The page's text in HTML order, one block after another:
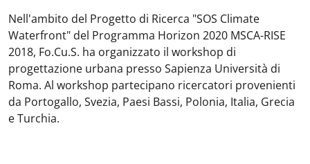
Nell'ambito del Progetto di Ricerca "SOS Climate
Waterfront" del Programma Horizon 2020 MSCA-RISE
2018, Fo.Cu.S. ha organizzato il workshop di
progettazione urbana presso Sapienza Università di
Roma. Al workshop partecipano ricercatori provenienti
da Portogallo, Svezia, Paesi Bassi, Polonia, Italia, Grecia
e Turchia.